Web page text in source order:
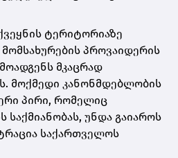
ტერიტორიაზე
პროვაიდერის
მკაცრად
მოქმედი კანონმდებლობის
პირი, რომელიც
საქმიანობას, უნდა გაიაროს
საქართველოს